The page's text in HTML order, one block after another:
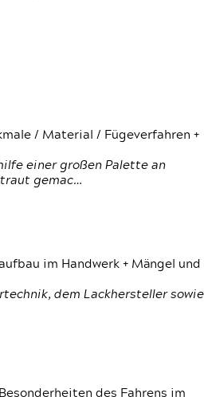
/ Material / Fügeverfahren +
einer großen Palette an
gemac…
im Handwerk + Mängel und
dem Lackhersteller
des Fahrens im